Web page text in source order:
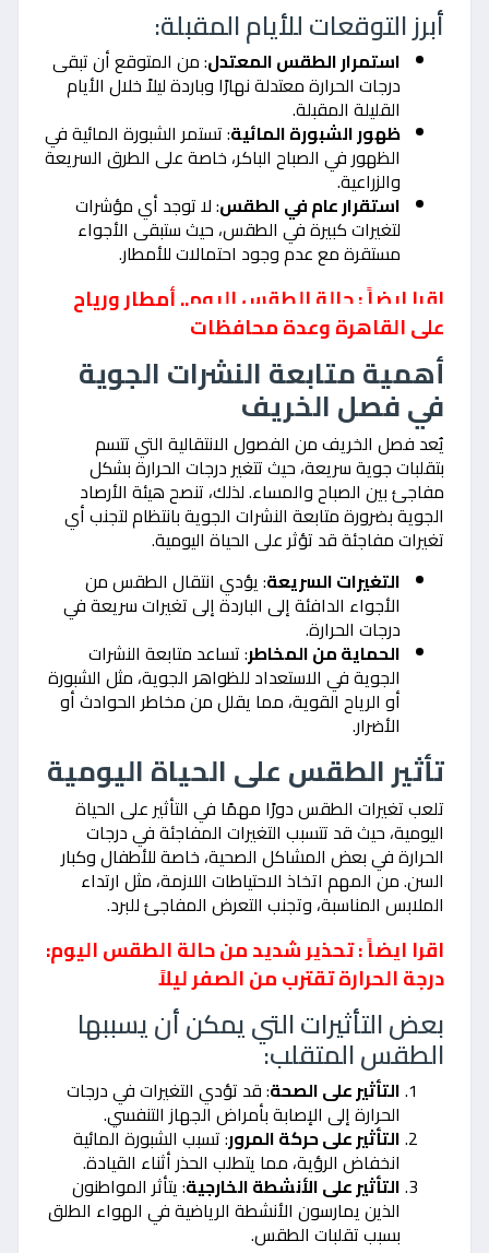
أبرز التوقعات للأيام المقبلة:
استمرار الطقس المعتدل: من المتوقع أن تبقى
درجات الحرارة معتدلة نهارًا وباردة ليلاً خلال الأيام
القليلة المقبلة.
ظهور الشبورة المائية: تستمر الشبورة المائية في
الظهور في الصباح الباكر، خاصة على الطرق السريعة
والزراعية.
استقرار عام في الطقس: لا توجد أي مؤشرات
لتغيرات كبيرة في الطقس، حيث ستبقى الأجواء
مستقرة مع عدم وجود احتمالات للأمطار.
اقرا ايضاً : حالة الطقس اليوم.. أمطار ورياح
على القاهرة وعدة محافظات
أهمية متابعة النشرات الجوية
في فصل الخريف
يُعد فصل الخريف من الفصول الانتقالية التي تتسم
بتقلبات جوية سريعة، حيث تتغير درجات الحرارة بشكل
مفاجئ بين الصباح والمساء. لذلك، تنصح هيئة الأرصاد
الجوية بضرورة متابعة النشرات الجوية بانتظام لتجنب أي
تغيرات مفاجئة قد تؤثر على الحياة اليومية.
التغيرات السريعة: يؤدي انتقال الطقس من
الأجواء الدافئة إلى الباردة إلى تغيرات سريعة في
درجات الحرارة.
الحماية من المخاطر: تساعد متابعة النشرات
الجوية في الاستعداد للظواهر الجوية، مثل الشبورة
أو الرياح القوية، مما يقلل من مخاطر الحوادث أو
الأضرار.
تأثير الطقس على الحياة اليومية
تلعب تغيرات الطقس دورًا مهمًا في التأثير على الحياة
اليومية، حيث قد تتسبب التغيرات المفاجئة في درجات
الحرارة في بعض المشاكل الصحية، خاصة للأطفال وكبار
السن. من المهم اتخاذ الاحتياطات اللازمة، مثل ارتداء
الملابس المناسبة، وتجنب التعرض المفاجئ للبرد.
اقرا ايضاً : تحذير شديد من حالة الطقس اليوم:
درجة الحرارة تقترب من الصفر ليلاً
بعض التأثيرات التي يمكن أن يسببها
الطقس المتقلب:
التأثير على الصحة: قد تؤدي التغيرات في درجات
الحرارة إلى الإصابة بأمراض الجهاز التنفسي.
التأثير على حركة المرور: تسبب الشبورة المائية
انخفاض الرؤية، مما يتطلب الحذر أثناء القيادة.
التأثير على الأنشطة الخارجية: يتأثر المواطنون
الذين يمارسون الأنشطة الرياضية في الهواء الطلق
بسبب تقلبات الطقس.